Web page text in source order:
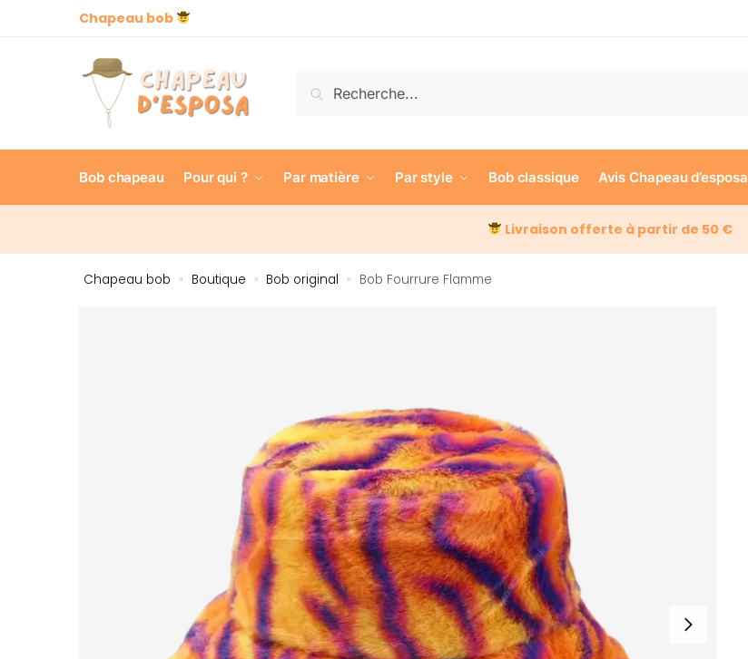
Chapeau bob
Recherche
Bob chapeau Pour qui ? Par matière Par style Bob classique Avis Chapeau d’esposa
Livraison offerte à partir de 50 €
Chapeau bob » Boutique » Bob original » Bob Fourrure Flamme